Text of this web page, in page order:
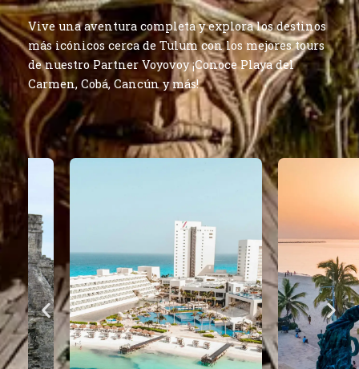
Vive una aventura completa y explora los destinos
más icónicos cerca de Tulum con los mejores tours
de nuestro Partner Voyovoy ¡Conoce Playa del
Carmen, Cobá, Cancún y más!